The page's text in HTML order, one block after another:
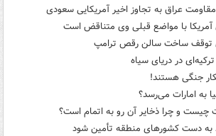
عراق به تجاوز اخیر آمریکایی سعودی
آمریکا با مواضع قبلی وی متناقض است
توقف ساخت سالن رقص ترامپ
در دریای سیاه
جنگی هستند!
به امارات می‌رسد؟
چیست و چرا ذخایر آن رو به اتمام است؟
به دست کشورهای منطقه تأمین شود